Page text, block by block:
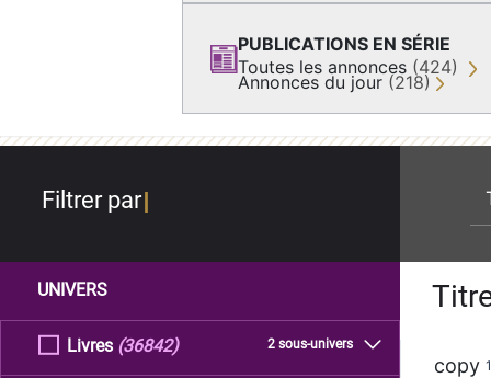
PUBLICATIONS EN SÉRIE
Toutes les annonces (424)
Annonces du jour (218)
Filtrer par
UNIVERS
Livres 2 sous-univers
(36842)
copy